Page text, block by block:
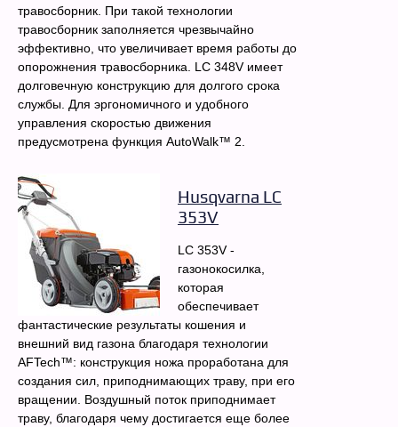
травосборник. При такой технологии
травосборник заполняется чрезвычайно
эффективно, что увеличивает время работы до
опорожнения травосборника. LC 348V имеет
долговечную конструкцию для долгого срока
службы. Для эргономичного и удобного
управления скоростью движения
предусмотрена функция AutoWalk™ 2.
Husqvarna LC
353V
LC 353V -
газонокосилка,
которая
обеспечивает
фантастические результаты кошения и
внешний вид газона благодаря технологии
AFTech™: конструкция ножа проработана для
создания сил, приподнимающих траву, при его
вращении. Воздушный поток приподнимает
траву, благодаря чему достигается еще более